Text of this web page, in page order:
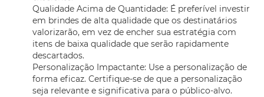
Qualidade Acima de Quantidade: É preferível investir
em brindes de alta qualidade que os destinatários
valorizarão, em vez de encher sua estratégia com
itens de baixa qualidade que serão rapidamente
descartados.
Personalização Impactante: Use a personalização de
forma eficaz. Certifique-se de que a personalização
seja relevante e significativa para o público-alvo.